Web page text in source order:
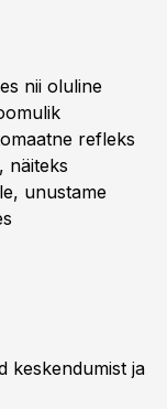
nii oluline
refleks
näiteks
unustame
keskendumist ja